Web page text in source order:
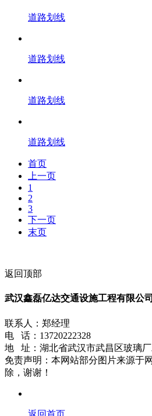
道路划线
道路划线
道路划线
道路划线
首页
上一页
1
2
3
下一页
末页
返回顶部
武汉鑫磊亿达交通设施工程有限公司
联系人：郑经理
电 话：13720222328
地 址：湖北省武汉市武昌区玻璃厂
免责声明：本网站部分图片来源于
除，谢谢！
返回首页